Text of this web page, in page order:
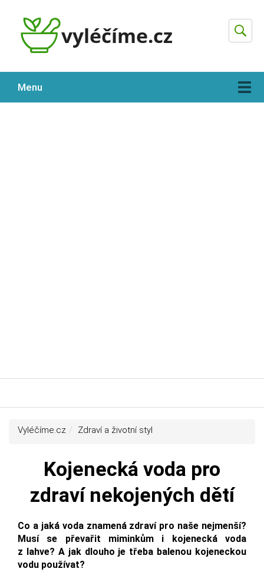
Hledat
Menu
Vyléčíme.cz Zdraví a životní styl
Kojenecká voda pro
zdraví nekojených dětí
Co a jaká voda znamená zdraví pro naše nejmenší?
Musí se převařit miminkům i kojenecká voda
z lahve? A jak dlouho je třeba balenou kojeneckou
vodu používat?